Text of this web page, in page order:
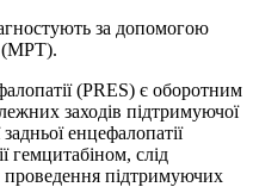
за допомогою
(МРТ).
(PRES) є оборотним
заходів підтримуючої
енцефалопатії
гемцитабіном, слід
підтримуючих